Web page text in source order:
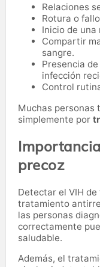
Relaciones
Rotura o
Inicio de una
Compartir
sangre.
Presencia
infección
Control
Muchas personas
simplemente por
precoz
Detectar el VIH
tratamiento
las personas
correctamente
saludable.
Además, el